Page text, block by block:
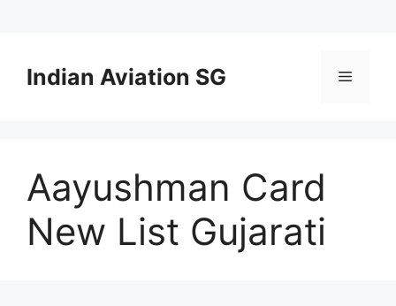
contentIndian Aviation SG Menu
Aayushman Card
New List Gujarati